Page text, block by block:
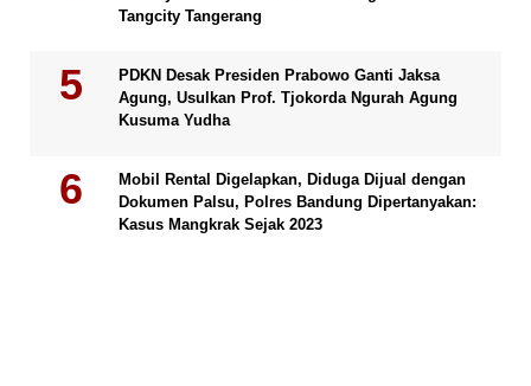
Tangcity Tangerang
PDKN Desak Presiden Prabowo Ganti Jaksa
Agung, Usulkan Prof. Tjokorda Ngurah Agung
Kusuma Yudha
Mobil Rental Digelapkan, Diduga Dijual dengan
Dokumen Palsu, Polres Bandung Dipertanyakan:
Kasus Mangkrak Sejak 2023